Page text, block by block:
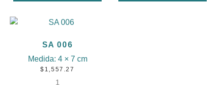
SA 006
Medida: 4 × 7 cm
$ 1,557.27